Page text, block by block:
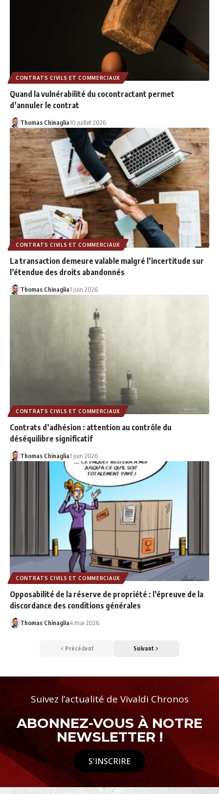
CONTRATS CIVILS ET COMMERCIAUX
Quand la vulnérabilité du cocontractant permet
d’annuler le contrat
Thomas Chinaglia10 juillet 2026
CONTRATS CIVILS ET COMMERCIAUX
La transaction demeure valable malgré l’incertitude sur
l’étendue des droits abandonnés
Thomas Chinaglia1 juin 2026
CONTRATS CIVILS ET COMMERCIAUX
Contrats d’adhésion : attention au contrôle du
déséquilibre significatif
Thomas Chinaglia1 juin 2026
CONTRATS CIVILS ET COMMERCIAUX
Opposabilité de la réserve de propriété : l’épreuve de la
discordance des conditions générales
Thomas Chinaglia4 mai 2026
Précédent Suivant
Suivez l’actualité de Vivaldi Chronos
ABONNEZ-VOUS À NOTRE
NEWSLETTER !
S'INSCRIRE